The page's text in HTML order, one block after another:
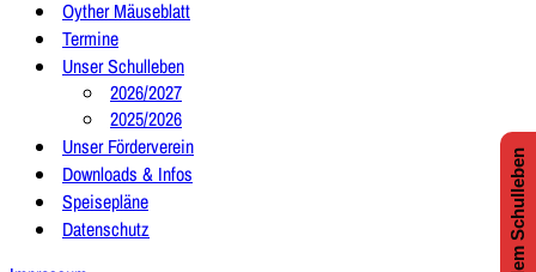
Oyther Mäuseblatt
Termine
Unser Schulleben
2026/2027
2025/2026
Unser Förderverein
Downloads & Infos
Speisepläne
Datenschutz